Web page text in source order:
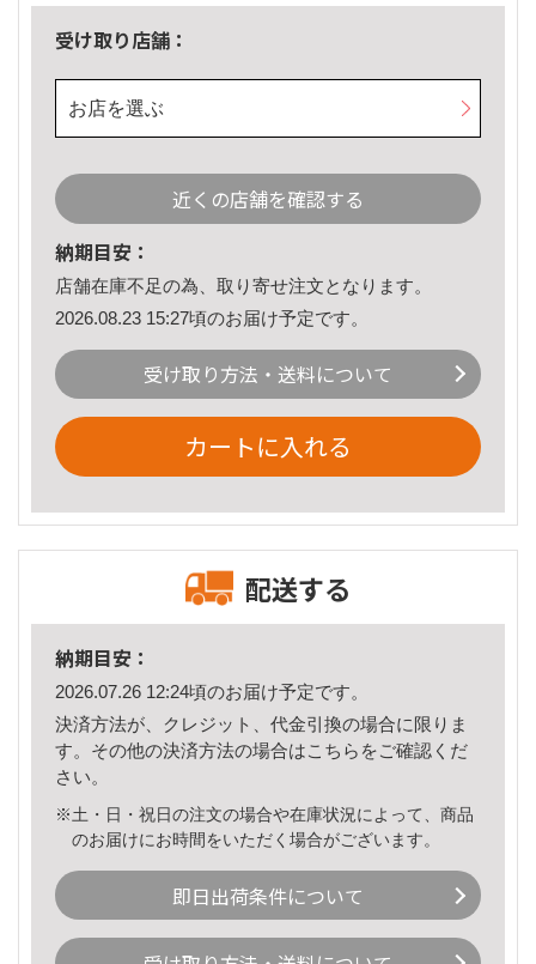
受け取り店舗：
お店を選ぶ
近くの店舗を確認する
納期目安：
店舗在庫不足の為、取り寄せ注文となります。
2026.08.23 15:27頃のお届け予定です。
受け取り方法・送料について
カートに入れる
配送する
納期目安：
2026.07.26 12:24頃のお届け予定です。
決済方法が、クレジット、代金引換の場合に限りま
す。その他の決済方法の場合はこちら をご確認くだ
さい。
※土・日・祝日の注文の場合や在庫状況によって、商品
のお届けにお時間をいただく場合がございます。
即日出荷条件について